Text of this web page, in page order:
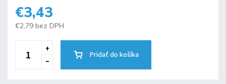
€3,43
€2,79 bez DPH
Pridať do košíka